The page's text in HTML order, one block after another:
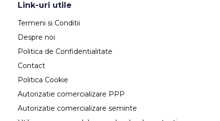
Link-uri utile
Termeni si Conditii
Despre noi
Politica de Confidentialitate
Contact
Politica Cookie
Autorizatie comercializare PPP
Autorizatie comercializare seminte